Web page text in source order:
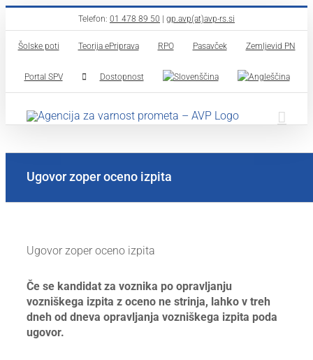
to
content
Telefon: 01 478 89 50 gp.avp(at)avp-rs.si
Šolske poti Teorija ePriprava RPO Pasavček Zemljevid PN
Portal SPV Dostopnost
Ugovor zoper oceno izpita
Ugovor zoper oceno izpita
Če se kandidat za voznika po opravljanju
vozniškega izpita z oceno ne strinja, lahko v treh
dneh od dneva opravljanja vozniškega izpita poda
ugovor.